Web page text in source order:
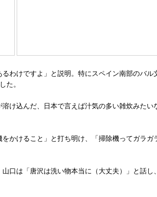
けですよ」と説明。特にスペイン南部のバ
た。
込んだ、日本で言えば汁気の多い雑炊みた
けること」と打ち明け、「掃除機ってガラ
は「唐沢は洗い物本当に（大丈夫）」と話